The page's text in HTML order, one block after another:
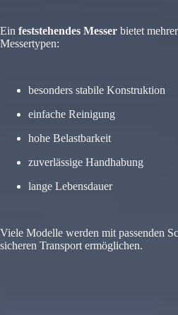
Ein feststehendes Messer bietet
Messertypen:
besonders stabile Konstruktion
einfache Reinigung
hohe Belastbarkeit
zuverlässige Handhabung
lange Lebensdauer
Viele Modelle werden mit passenden
sicheren Transport ermöglichen.